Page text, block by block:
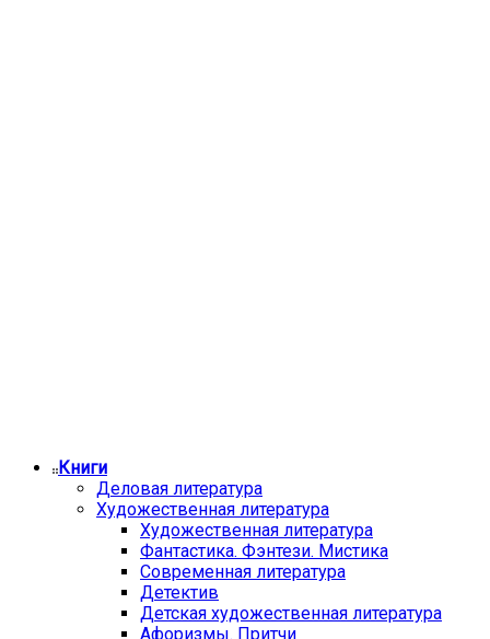
Книги
Деловая литература
Художественная литература
Художественная литература
Фантастика. Фэнтези. Мистика
Современная литература
Детектив
Детская художественная литература
Афоризмы. Притчи